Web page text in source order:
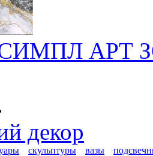
СИМПЛ АРТ
декор
скульптуры вазы